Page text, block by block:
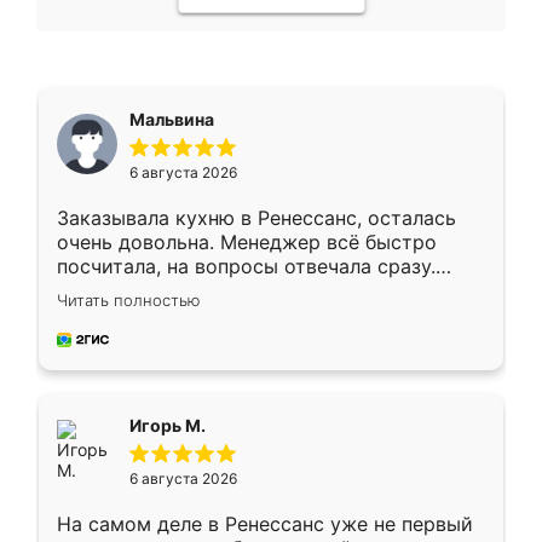
Мальвина
6 августа 2026
Заказывала кухню в Ренессанс, осталась
очень довольна. Менеджер всё быстро
посчитала, на вопросы отвечала сразу.
Замерщик приехал в субботу, подошёл к
делу со всей ответственностью. Собрали
за день, ребята работали аккуратно, даже
Читать полностью
Игорь М.
6 августа 2026
На самом деле в Ренессанс уже не первый